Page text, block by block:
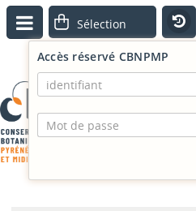
Accès réservé CBNPMP